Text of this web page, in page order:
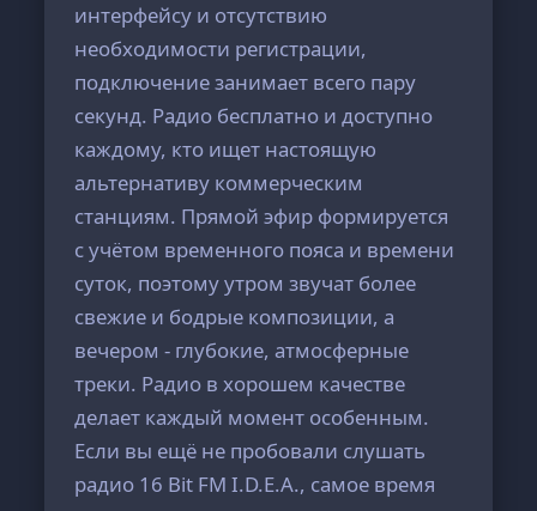
интерфейсу и отсутствию
необходимости регистрации,
подключение занимает всего пару
секунд. Радио бесплатно и доступно
каждому, кто ищет настоящую
альтернативу коммерческим
станциям. Прямой эфир формируется
с учётом временного пояса и времени
суток, поэтому утром звучат более
свежие и бодрые композиции, а
вечером - глубокие, атмосферные
треки. Радио в хорошем качестве
делает каждый момент особенным.
Если вы ещё не пробовали слушать
радио 16 Bit FM I.D.E.A., самое время